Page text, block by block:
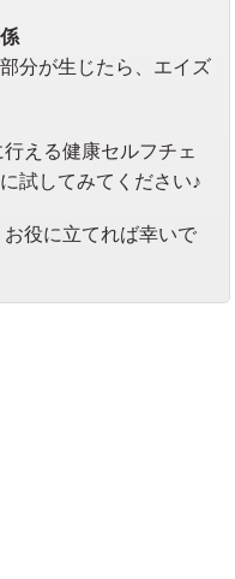
分が生じたら、エイズ
える健康セルフチェ
試してみてください♪
役に立てれば幸いで